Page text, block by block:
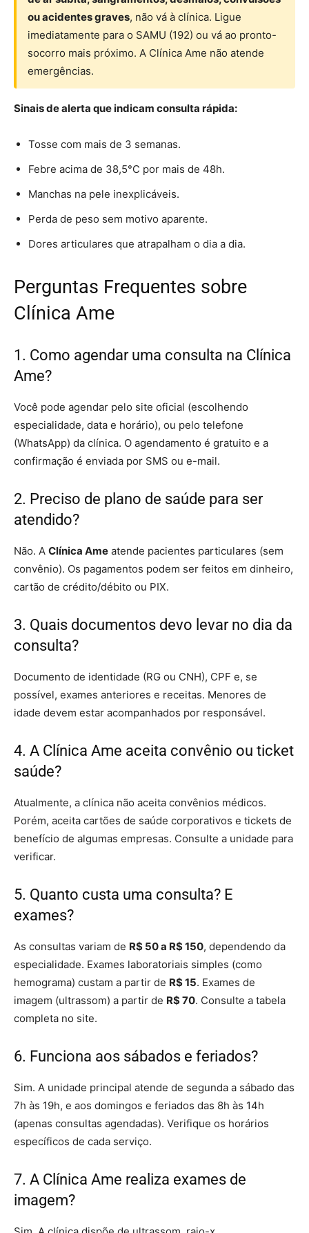
ou acidentes graves, não vá à clínica. Ligue
imediatamente para o SAMU (192) ou vá ao pronto-
socorro mais próximo. A Clínica Ame não atende
emergências.
Sinais de alerta que indicam consulta rápida:
Tosse com mais de 3 semanas.
Febre acima de 38,5°C por mais de 48h.
Manchas na pele inexplicáveis.
Perda de peso sem motivo aparente.
Dores articulares que atrapalham o dia a dia.
Perguntas Frequentes sobre
Clínica Ame
1. Como agendar uma consulta na Clínica
Ame?
Você pode agendar pelo site oficial (escolhendo
especialidade, data e horário), ou pelo telefone
(WhatsApp) da clínica. O agendamento é gratuito e a
confirmação é enviada por SMS ou e-mail.
2. Preciso de plano de saúde para ser
atendido?
Não. A Clínica Ame atende pacientes particulares (sem
convênio). Os pagamentos podem ser feitos em dinheiro,
cartão de crédito/débito ou PIX.
3. Quais documentos devo levar no dia da
consulta?
Documento de identidade (RG ou CNH), CPF e, se
possível, exames anteriores e receitas. Menores de
idade devem estar acompanhados por responsável.
4. A Clínica Ame aceita convênio ou ticket
saúde?
Atualmente, a clínica não aceita convênios médicos.
Porém, aceita cartões de saúde corporativos e tickets de
benefício de algumas empresas. Consulte a unidade para
verificar.
5. Quanto custa uma consulta? E
exames?
As consultas variam de R$ 50 a R$ 150, dependendo da
especialidade. Exames laboratoriais simples (como
hemograma) custam a partir de R$ 15. Exames de
imagem (ultrassom) a partir de R$ 70. Consulte a tabela
completa no site.
6. Funciona aos sábados e feriados?
Sim. A unidade principal atende de segunda a sábado das
7h às 19h, e aos domingos e feriados das 8h às 14h
(apenas consultas agendadas). Verifique os horários
específicos de cada serviço.
7. A Clínica Ame realiza exames de
imagem?